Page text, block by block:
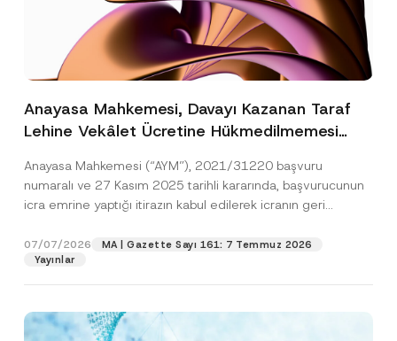
Anayasa Mahkemesi, Davayı Kazanan Taraf
Lehine Vekâlet Ücretine Hükmedilmemesi
Edildiğine Karar Verdi
Anayasa Mahkemesi (“AYM”), 2021/31220 başvuru
numaralı ve 27 Kasım 2025 tarihli kararında, başvurucunun
icra emrine yaptığı itirazın kabul edilerek icranın geri
07/07/2026
MA | Gazette Sayı 161: 7 Temmuz 2026
Yayınlar